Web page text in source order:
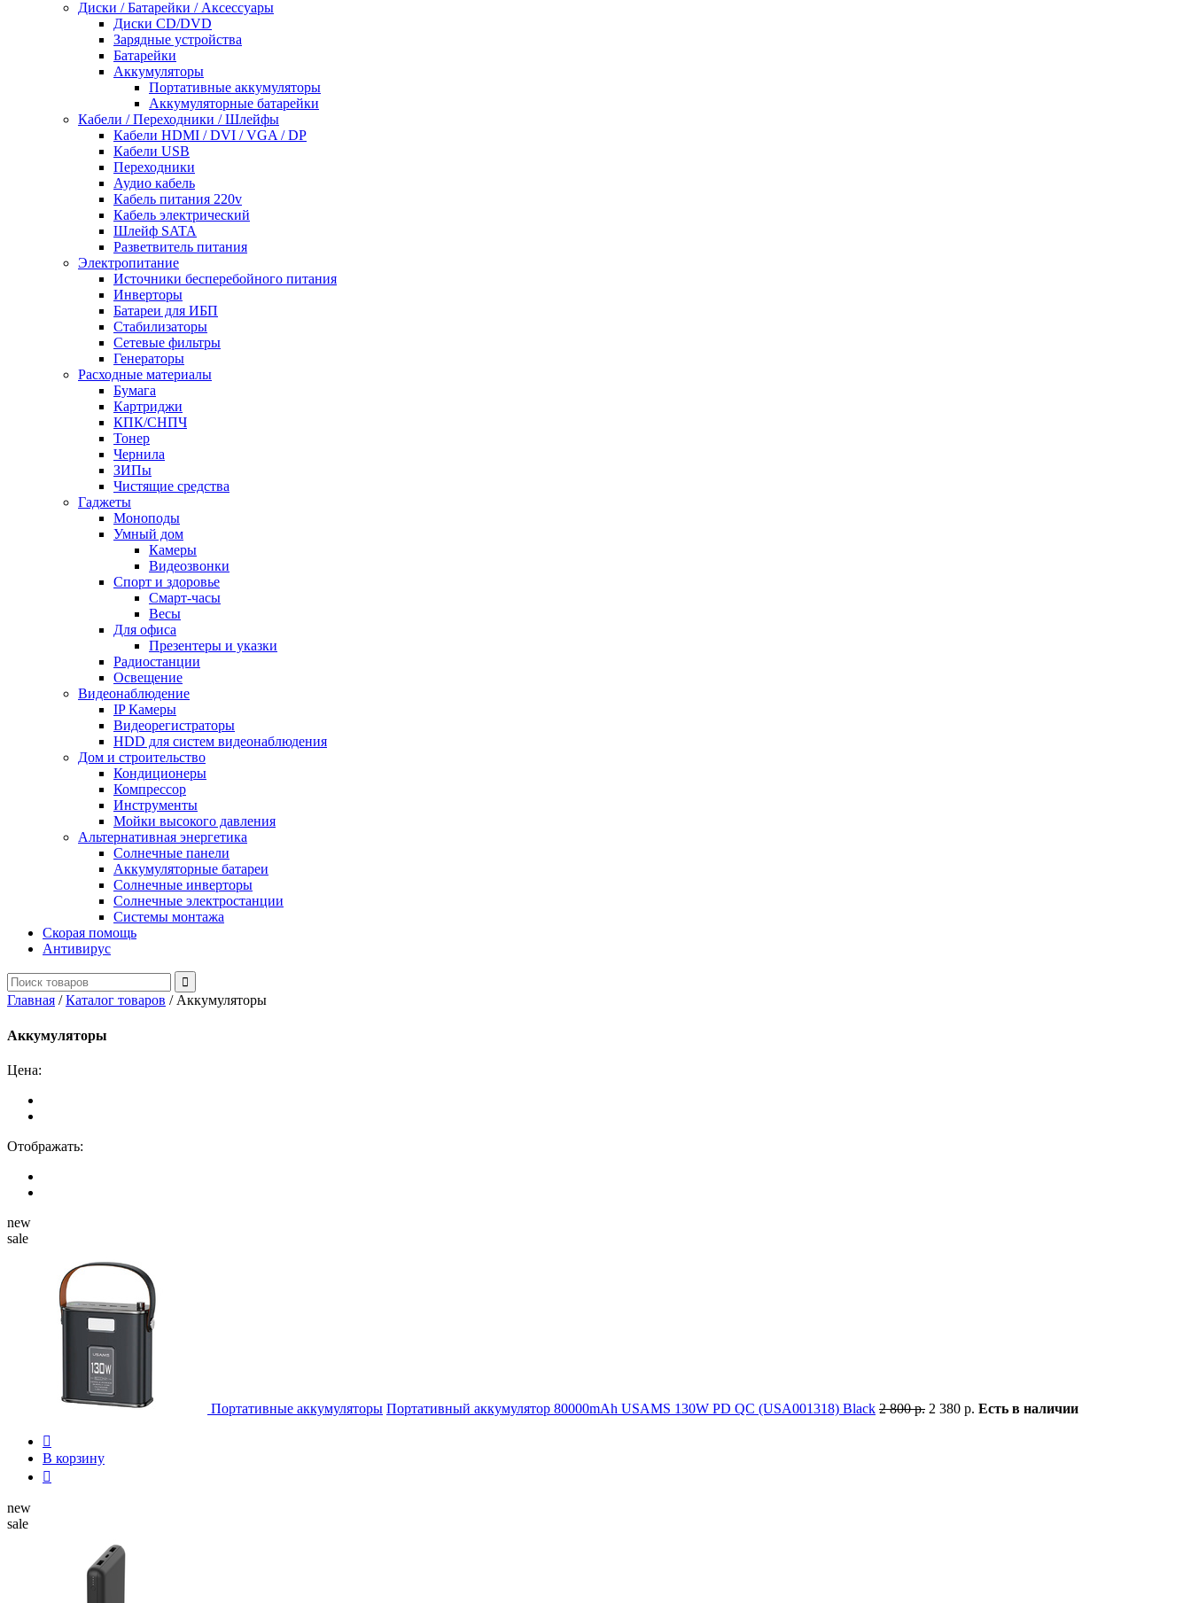
Диски / Батарейки / Аксессуары
Диски CD/DVD
Зарядные устройства
Батарейки
Аккумуляторы
Портативные аккумуляторы
Аккумуляторные батарейки
Кабели / Переходники / Шлейфы
Кабели HDMI / DVI / VGA / DP
Кабели USB
Переходники
Аудио кабель
Кабель питания 220v
Кабель электрический
Шлейф SATA
Разветвитель питания
Электропитание
Источники бесперебойного питания
Инверторы
Батареи для ИБП
Стабилизаторы
Сетевые фильтры
Генераторы
Расходные материалы
Бумага
Картриджи
КПК/СНПЧ
Тонер
Чернила
ЗИПы
Чистящие средства
Гаджеты
Моноподы
Умный дом
Камеры
Видеозвонки
Спорт и здоровье
Смарт-часы
Весы
Для офиса
Презентеры и указки
Радиостанции
Освещение
Видеонаблюдение
IP Камеры
Видеорегистраторы
HDD для систем видеонаблюдения
Дом и строительство
Кондиционеры
Компрессор
Инструменты
Мойки высокого давления
Альтернативная энергетика
Солнечные панели
Аккумуляторные батареи
Солнечные инверторы
Солнечные электростанции
Системы монтажа
Скорая помощь
Антивирус
Главная /Каталог товаров / Аккумуляторы
Аккумуляторы
Цена:
Отображать:
new
sale
Портативные аккумуляторы Портативный аккумулятор 80000mAh USAMS 130W PD QC (USA001318) Black 2 800 р. 2 380 р. Есть в наличии

В корзину

new
sale